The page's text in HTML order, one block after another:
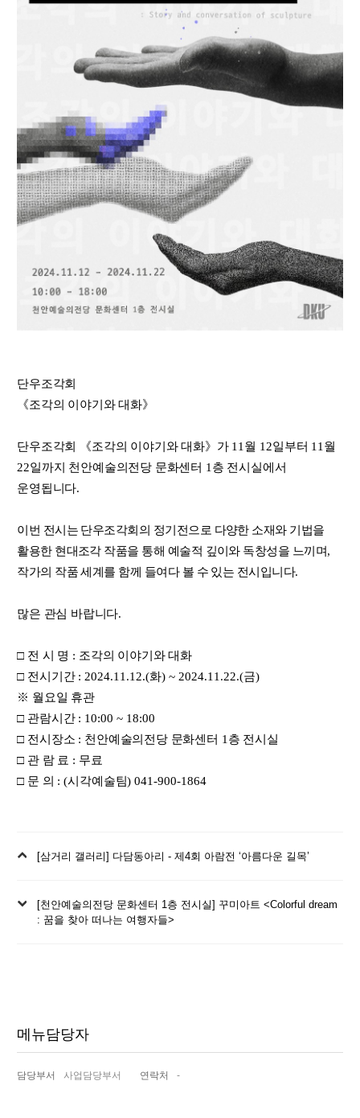
단우조각회
《조각의 이야기와 대화》
단우조각회 《조각의 이야기와 대화》 가 11 월 12일부터 11 월
22일까지 천안예술의전당 문화센터 1 층 전시실에서
운영됩니다.
이번 전시는 단우조각회의 정기전으로 다양한 소재와 기법을
활용한 현대조각 작품을 통해 예술적 깊이와 독창성을 느끼며,
작가의 작품 세계를 함께 들여다 볼 수 있는 전시입니다.
많은 관심 바랍니다.
□ 전 시 명 : 조각의 이야기와 대화
□ 전시기간 : 2024.11.12.(화) ~ 2024.11.22.(금)
※ 월요일 휴관
□ 관람시간 : 10:00 ~ 18:00
□ 전시장소 : 천안예술의전당 문화센터 1 층 전시실
□ 관 람 료 : 무료
□ 문 의 : (시각예술팀) 041-900-1864
이[삼거리 갤러리] 다담동아리 - 제4회 아람전 ‘아름다운 길목’
다
음
[천안예술의전당 문화센터 1층 전시실] 꾸미아트 <Colorful dream
: 꿈을 찾아 떠나는 여행자들>
메뉴담당자
담당부서 사업담당부서 연락처 -